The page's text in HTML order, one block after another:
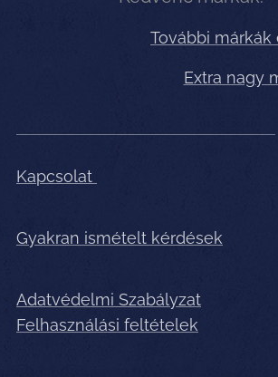
További
Extra nagy
Kapcsolat
Gyakran ismételt kérdések
Adatvédelmi Szabályzat
Felhasználási feltételek